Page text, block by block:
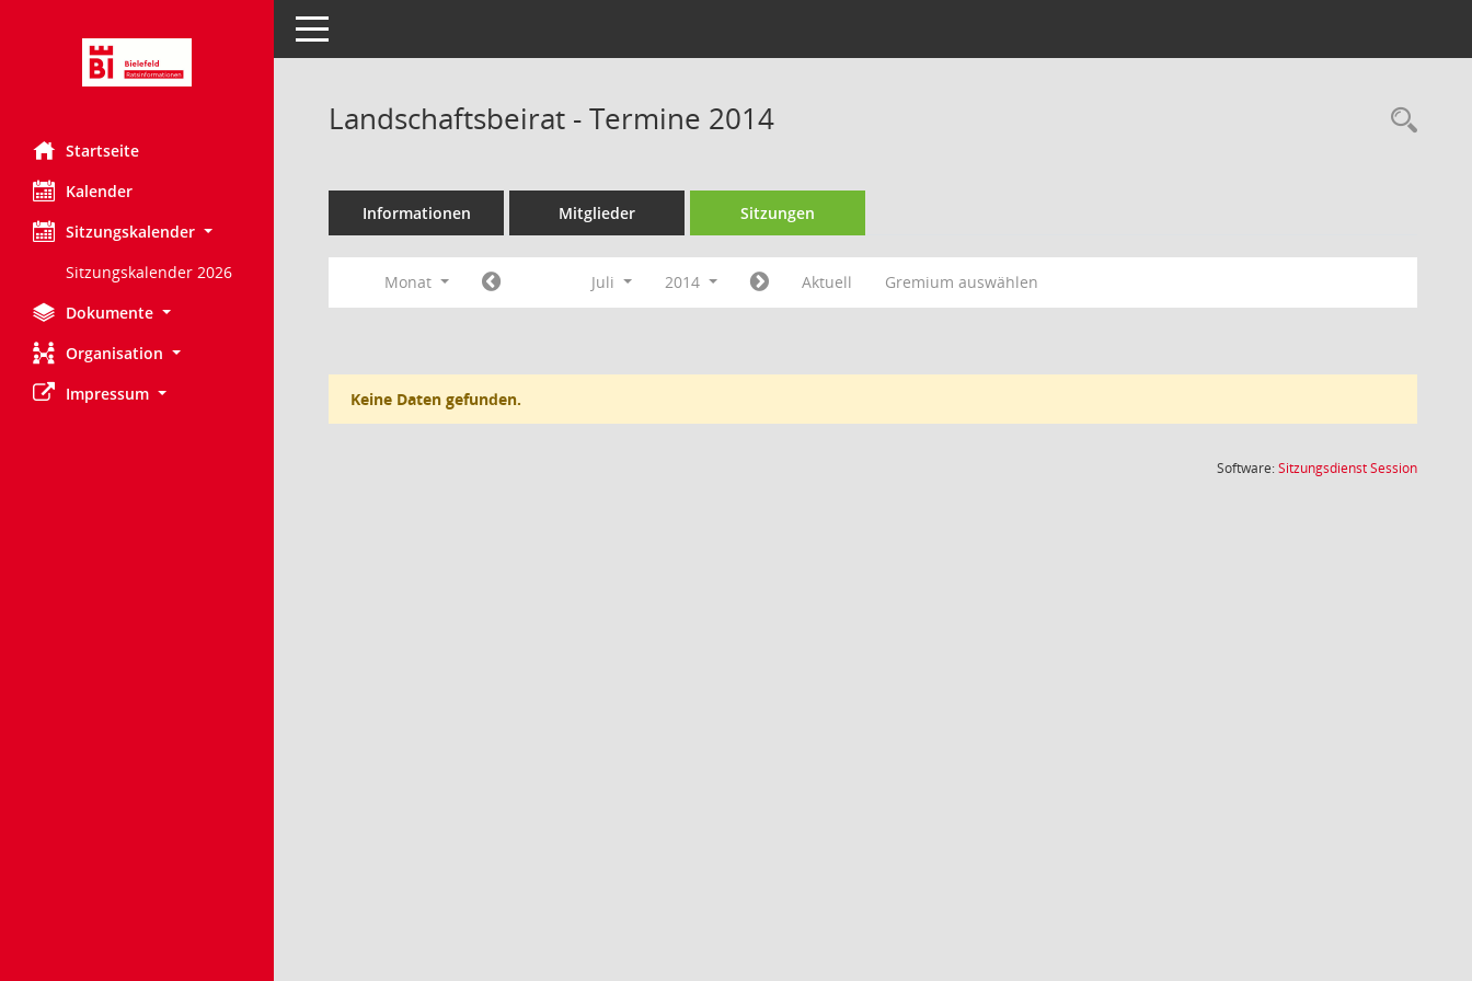
Startseite
Kalender
Sitzungskalender
Sitzungskalender 2026
Dokumente
Organisation
Impressum
Toggle navigation
Landschaftsbeirat - Termine 2014
Informationen Mitglieder Sitzungen
Monat Juli 2014 Aktuell Gremium auswählen
Keine Daten gefunden.
Software:SitzungsdienstSession(Wird in